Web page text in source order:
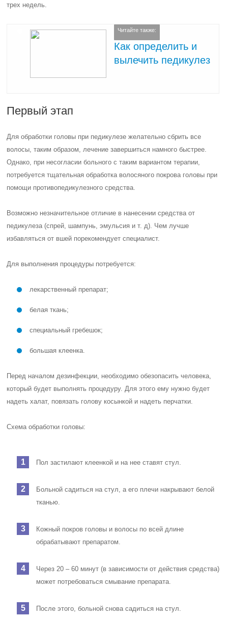
трех недель.
Читайте также:
Как определить и
вылечить педикулез
Первый этап
Для обработки головы при педикулезе желательно сбрить все
волосы, таким образом, лечение завершиться намного быстрее.
Однако, при несогласии больного с таким вариантом терапии,
потребуется тщательная обработка волосяного покрова головы при
помощи противопедикулезного средства.
Возможно незначительное отличие в нанесении средства от
педикулеза (спрей, шампунь, эмульсия и т. д). Чем лучше
избавляться от вшей порекомендует специалист.
Для выполнения процедуры потребуется:
лекарственный препарат;
белая ткань;
специальный гребешок;
большая клеенка.
Перед началом дезинфекции, необходимо обезопасить человека,
который будет выполнять процедуру. Для этого ему нужно будет
надеть халат, повязать голову косынкой и надеть перчатки.
Схема обработки головы:
Пол застилают клеенкой и на нее ставят стул.
Больной садиться на стул, а его плечи накрывают белой
тканью.
Кожный покров головы и волосы по всей длине
обрабатывают препаратом.
Через 20 – 60 минут (в зависимости от действия средства)
может потребоваться смывание препарата.
После этого, больной снова садиться на стул.